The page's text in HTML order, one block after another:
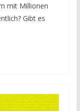
mit Millionen
Gibt es